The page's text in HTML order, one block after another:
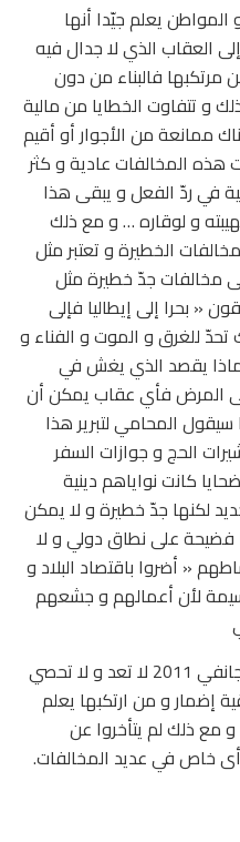
يعلم جيّدا أنها
العقاب الذي لا جدال فيه
فالبناء من دون
و تتفاوت الخطايا من مالية
ممانعة من الأجوار أو أقيم
المخالفات عادية و كثر
في ردّ الفعل و يبقى هذا
و لوقاره … و مع ذلك
الخطيرة و تعتبر مثل
مخالفات جدّ خطيرة مثل
« بحرا إلى إيطاليا فإلى
تحدّ للغرق و الموت و الفناء و
ماذا يقصد الذي يغش في
المرض فأي عقاب يمكن أن
سيقول المحامي لتبرير هذا
الحج و جوازات السفر
كانت نواياهم دينية
لكنها جدّ خطيرة و لا يمكن
فضيحة على نطاق دولي و لا
« أضروا باقتصاد البلاد و
لأن أعمالهم و جشعهم
الجرائم و الأخطاء التي ترتكب منذ جانفي 2011 لا تعد و لا تحصي
إضمار و من ارتكبها يعلم
مع ذلك لم يتأخروا عن
خاص في عديد المخالفات.